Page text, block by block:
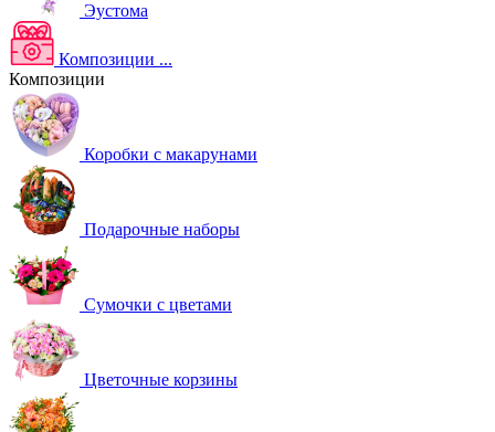
Эустома
Композиции ...
Композиции
Коробки с макарунами
Подарочные наборы
Сумочки с цветами
Цветочные корзины